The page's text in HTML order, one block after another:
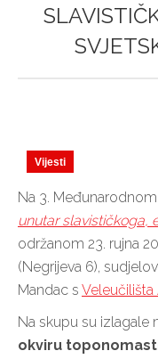
Vijesti
Na 3.
unutar slavističkoga,
održanom 23. rujna
(Negrijeva 6),
Mandac s Veleučilišta
Na skupu su izlagale
okviru